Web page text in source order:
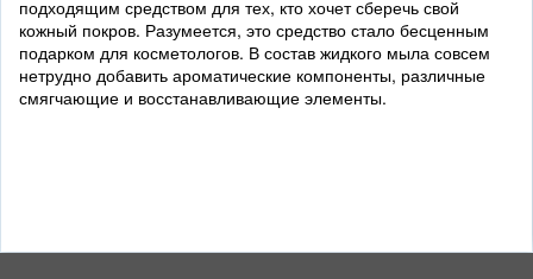
подходящим средством для тех, кто хочет сберечь свой
кожный покров. Разумеется, это средство стало бесценным
подарком для косметологов. В состав жидкого мыла совсем
нетрудно добавить ароматические компоненты, различные
смягчающие и восстанавливающие элементы.